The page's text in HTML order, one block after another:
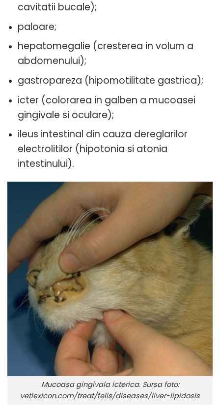
cavitatii bucale);
paloare;
hepatomegalie (cresterea in volum a
abdomenului);
gastropareza (hipomotilitate gastrica);
icter (colorarea in galben a mucoasei
gingivale si oculare);
ileus intestinal din cauza dereglarilor
electrolitilor (hipotonia si atonia
intestinului).
Mucoasa gingivala icterica. Sursa foto:
vetlexicon.com/treat/felis/diseases/liver-lipidosis